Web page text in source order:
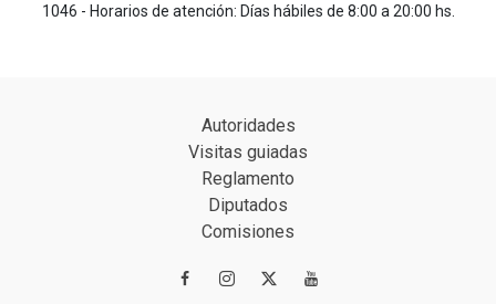
1046 - Horarios de atención: Días hábiles de 8:00 a 20:00 hs.
Autoridades
Visitas guiadas
Reglamento
Diputados
Comisiones
 